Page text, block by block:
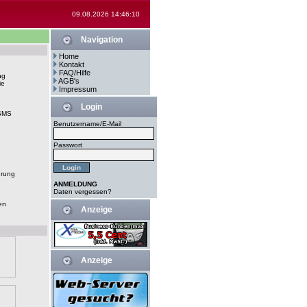
09.08.2026 14:46:10
Navigation
Home
Kontakt
FAQ/Hilfe
AGB's
Impressum
Login
Benutzername/E-Mail
Passwort
ANMELDUNG
Daten vergessen?
Anzeige
Anzeige